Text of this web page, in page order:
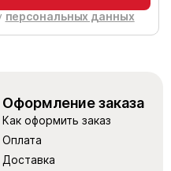
персональных данных
Оформление заказа
Как оформить заказ
Оплата
Доставка